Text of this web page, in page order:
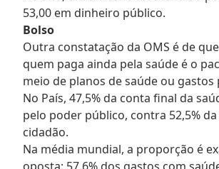
53,00 em dinheiro público.
Bolso
Outra constatação da OMS é de
quem paga ainda pela saúde é o
meio de planos de saúde ou gastos
No País, 47,5% da conta final da
pelo poder público, contra 52,5%
cidadão.
Na média mundial, a proporção é